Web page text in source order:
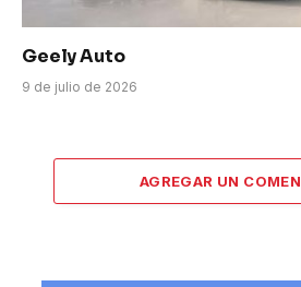
Geely Auto
9 de julio de 2026
AGREGAR UN